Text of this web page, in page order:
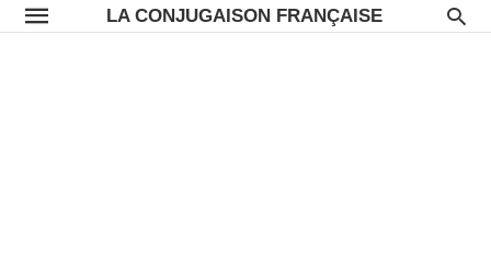
LA CONJUGAISON FRANÇAISE